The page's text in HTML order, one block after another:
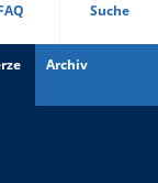
Suche
Archiv